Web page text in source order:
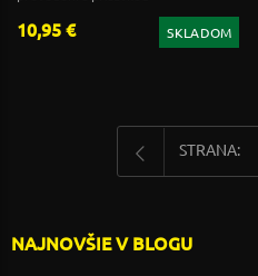
10,95 € SKLADOM
STRANA:
NAJNOVŠIE V BLOGU